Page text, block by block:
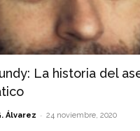
La historia del
Álvarez - 24 noviembre, 2020